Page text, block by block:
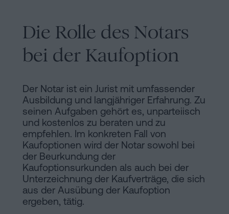
Die Rolle des Notars
bei der Kaufoption
Der Notar ist ein Jurist mit umfassender
Ausbildung und langjähriger Erfahrung. Zu
seinen Aufgaben gehört es, unparteiisch
und kostenlos zu beraten und zu
empfehlen. Im konkreten Fall von
Kaufoptionen wird der Notar sowohl bei
der Beurkundung der
Kaufoptionsurkunden als auch bei der
Unterzeichnung der Kaufverträge, die sich
aus der Ausübung der Kaufoption
ergeben, tätig.